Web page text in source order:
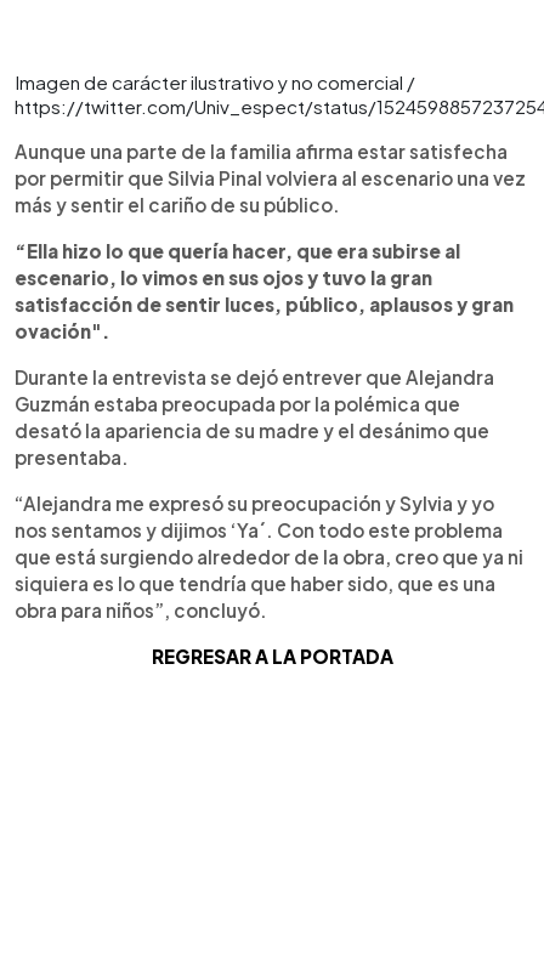
Imagen de carácter ilustrativo y no comercial /
https://twitter.com/Univ_espect/status/
Aunque una parte de la familia afirma estar satisfecha
por permitir que Silvia Pinal volviera al escenario una vez
más y sentir el cariño de su público.
“Ella hizo lo que quería hacer, que era subirse al
escenario, lo vimos en sus ojos y tuvo la gran
satisfacción de sentir luces, público, aplausos y gran
ovación".
Durante la entrevista se dejó entrever que Alejandra
Guzmán estaba preocupada por la polémica que
desató la apariencia de su madre y el desánimo que
presentaba.
“Alejandra me expresó su preocupación y Sylvia y yo
nos sentamos y dijimos ‘Ya´. Con todo este problema
que está surgiendo alrededor de la obra, creo que ya ni
siquiera es lo que tendría que haber sido, que es una
obra para niños”, concluyó.
REGRESAR A LA PORTADA